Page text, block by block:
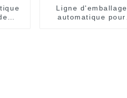
Ligne d'emballage
automatique pour